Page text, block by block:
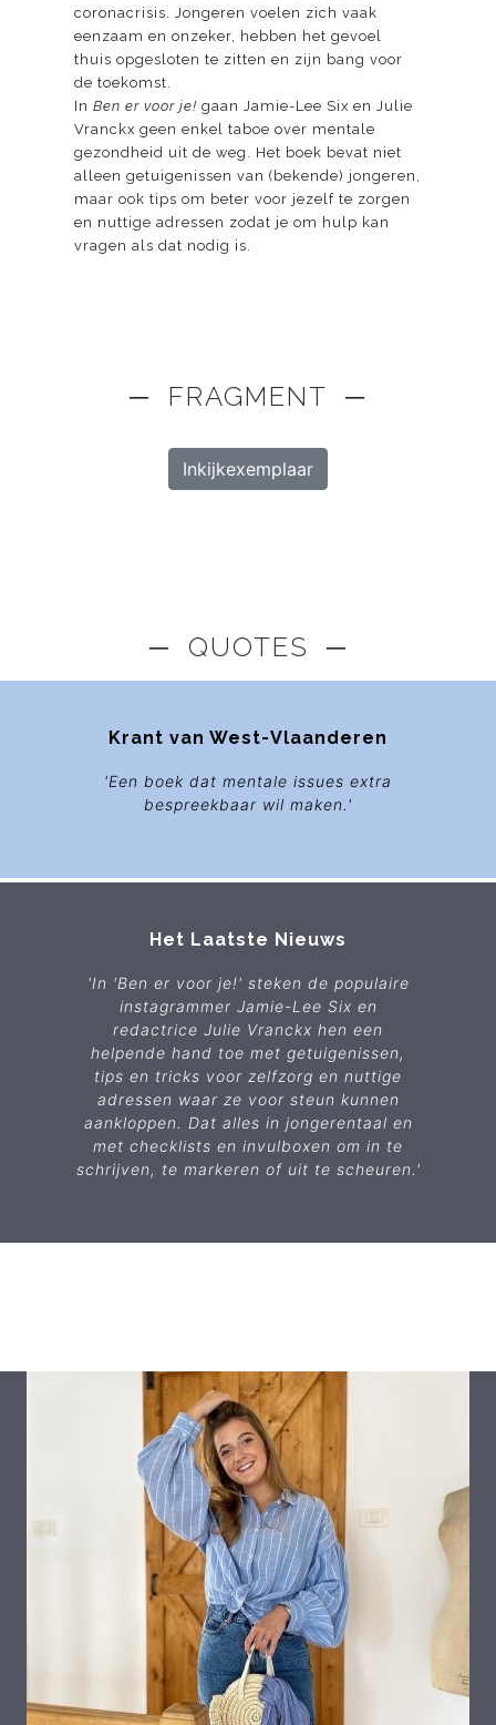
coronacrisis. Jongeren voelen zich vaak
eenzaam en onzeker, hebben het gevoel
thuis opgesloten te zitten en zijn bang voor
de toekomst.
InBen er voor je! gaan Jamie-Lee Six en Julie
Vranckx geen enkel taboe over mentale
gezondheid uit de weg. Het boek bevat niet
alleen getuigenissen van (bekende) jongeren,
maar ook tips om beter voor jezelf te zorgen
en nuttige adressen zodat je om hulp kan
vragen als dat nodig is.
─ FRAGMENT ─
Inkijkexemplaar
─ QUOTES ─
Krant van West-Vlaanderen
'Een boek dat mentale issues extra
bespreekbaar wil maken.'
Het Laatste Nieuws
'In 'Ben er voor je!' steken de populaire
instagrammer Jamie-Lee Six en
redactrice Julie Vranckx hen een
helpende hand toe met getuigenissen,
tips en tricks voor zelfzorg en nuttige
adressen waar ze voor steun kunnen
aankloppen. Dat alles in jongerentaal en
met checklists en invulboxen om in te
schrijven, te markeren of uit te scheuren.'